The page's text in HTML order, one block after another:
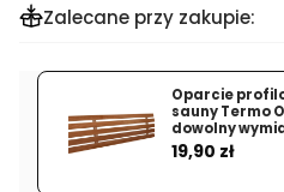
Zalecane przy zakupie:
Oparcie
sauny Termo
dowolny
Cena
19,90 zł